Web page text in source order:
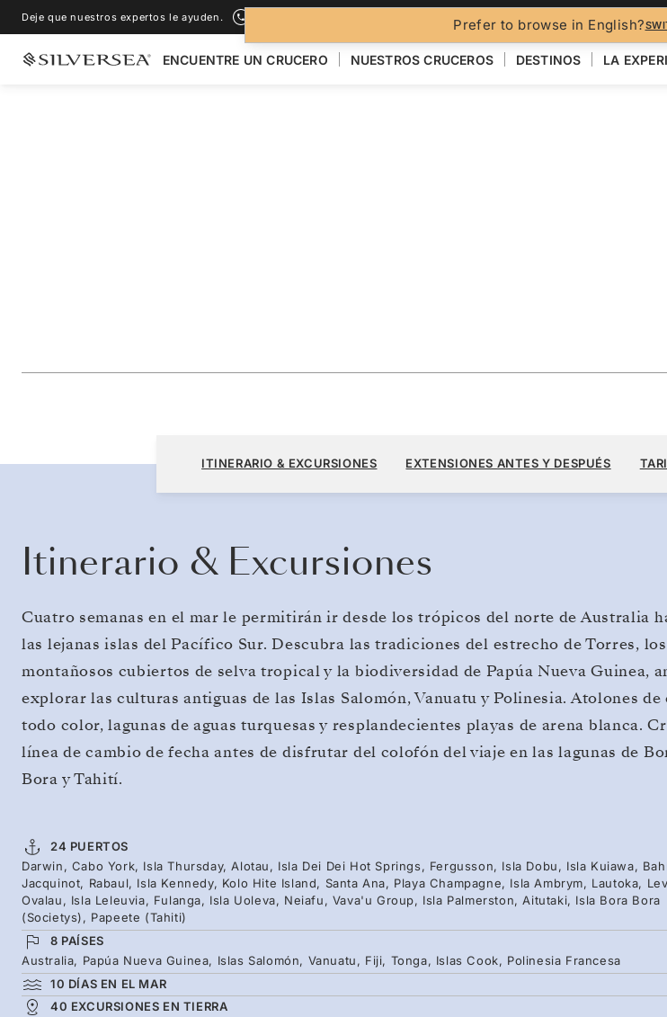
Prefer to browse in English?
Deje que nuestros expertos le ayuden.
ENCUENTRE UN CRUCERO NUESTROS CRUCEROS DESTINOS LA
Darwin a Papeete (Tahiti)
29 DIAS
POR
ITINERARIO & EXCURSIONES EXTENSIONES ANTES Y DESPUÉS
Itinerario & Excursiones
Cuatro semanas en el mar le permitirán ir desde los trópicos del norte de Australia
las lejanas islas del Pacífico Sur. Descubra las tradiciones del estrecho de Torres,
montañosos cubiertos de selva tropical y la biodiversidad de Papúa Nueva Guinea,
explorar las culturas antiguas de las Islas Salomón, Vanuatu y Polinesia. Atolones de
todo color, lagunas de aguas turquesas y resplandecientes playas de arena blanca.
línea de cambio de fecha antes de disfrutar del colofón del viaje en las lagunas de
Bora y Tahití.
24 PUERTOS
Darwin, Cabo York, Isla Thursday, Alotau, Isla Dei Dei Hot Springs, Fergusson, Isla Dobu, Isla Kuiawa,
Jacquinot, Rabaul, Isla Kennedy, Kolo Hite Island, Santa Ana, Playa Champagne, Isla Ambrym, Lautoka,
Ovalau, Isla Leleuvia, Fulanga, Isla Uoleva, Neiafu, Vava'u Group, Isla Palmerston, Aitutaki, Isla Bora Bora
(Societys), Papeete (Tahiti)
8 PAÍSES
Australia, Papúa Nueva Guinea, Islas Salomón, Vanuatu, Fiji, Tonga, Islas Cook, Polinesia Francesa
10 DÍAS EN EL MAR
40 EXCURSIONES EN TIERRA